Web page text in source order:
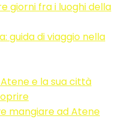
giorni fra i luoghi della
guida di viaggio nella
e la sua città
mangiare ad Atene